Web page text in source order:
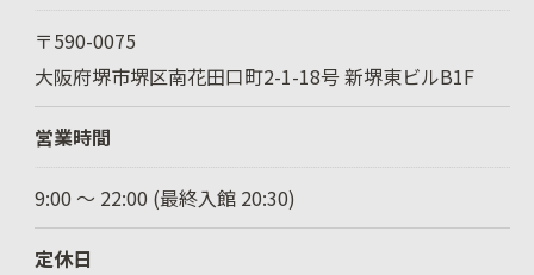
〒590-0075
大阪府堺市堺区南花田口町2-1-18号 新堺東ビルB1F
営業時間
9:00 〜 22:00 (最終入館 20:30)
定休日